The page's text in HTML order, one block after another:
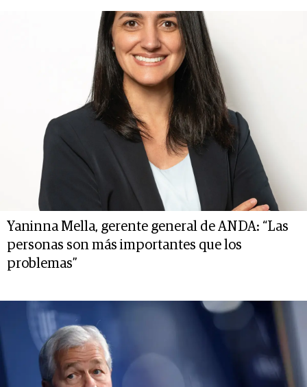
Yaninna Mella, gerente general de ANDA: “Las
personas son más importantes que los
problemas”